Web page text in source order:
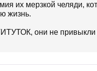
их мерзкой челяди,
жизнь.
они не привыкли